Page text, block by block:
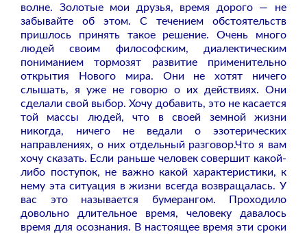
волне. Золотые мои друзья, время дорого — не
забывайте об этом. С течением обстоятельств
пришлось принять такое решение. Очень много
людей своим философским, диалектическим
пониманием тормозят развитие применительно
открытия Нового мира. Они не хотят ничего
слышать, я уже не говорю о их действиях. Они
сделали свой выбор. Хочу добавить, это не касается
той массы людей, что в своей земной жизни
никогда, ничего не ведали о эзотерических
направлениях, о них отдельный разговор.Что я вам
хочу сказать. Если раньше человек совершит какой-
либо поступок, не важно какой характеристики, к
нему эта ситуация в жизни всегда возвращалась. У
вас это называется бумерангом. Проходило
довольно длительное время, человеку давалось
время для осознания. В настоящее время эти сроки